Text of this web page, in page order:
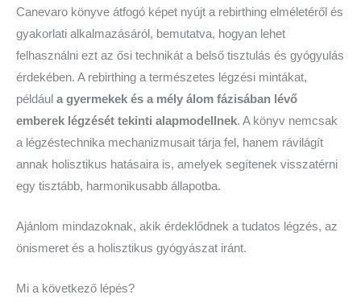
Canevaro könyve átfogó képet nyújt a rebirthing elméletéről és
gyakorlati alkalmazásáról, bemutatva, hogyan lehet
felhasználni ezt az ősi technikát a belső tisztulás és gyógyulás
érdekében. A rebirthing a természetes légzési mintákat,
például a gyermekek és a mély álom fázisában lévő
emberek légzését tekinti alapmodellnek. A könyv nemcsak
a légzéstechnika mechanizmusait tárja fel, hanem rávilágít
annak holisztikus hatásaira is, amelyek segítenek visszatérni
egy tisztább, harmonikusabb állapotba.
Ajánlom mindazoknak, akik érdeklődnek a tudatos légzés, az
önismeret és a holisztikus gyógyászat iránt.
Mi a következő lépés?